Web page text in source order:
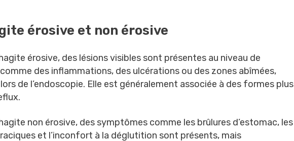
érosive et non érosive
érosive, des lésions visibles sont présentes au niveau de
des inflammations, des ulcérations ou des zones abîmées,
de l’endoscopie. Elle est généralement associée à des formes plus
non érosive, des symptômes comme les brûlures d’estomac, les
et l’inconfort à la déglutition sont présents, mais